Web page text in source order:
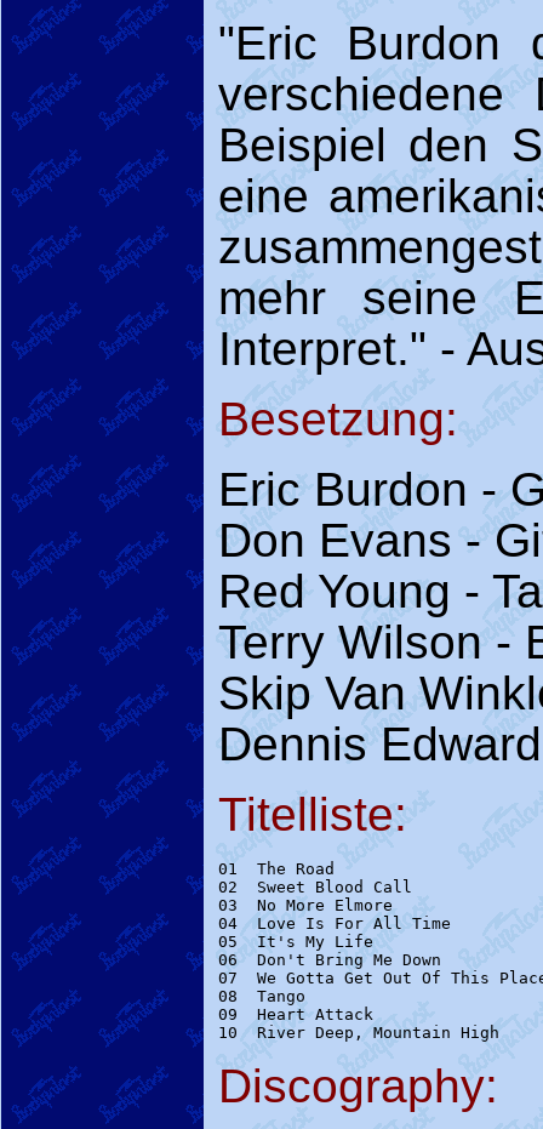
"Eric Burdon
Beispiel den
eine
mehr seine
Interpret." -
Besetzung:
Eric Burdon -
Don Evans -
Red Young -
Terry Wilson -
Skip Van
Dennis
Titelliste:
01  The Road
02  Sweet Blood Call
03  No More Elmore
04  Love Is For All Time
05  It's My Life
06  Don't Bring Me Down
07  We Gotta Get Out Of This
08  Tango
09  Heart Attack
Discography: